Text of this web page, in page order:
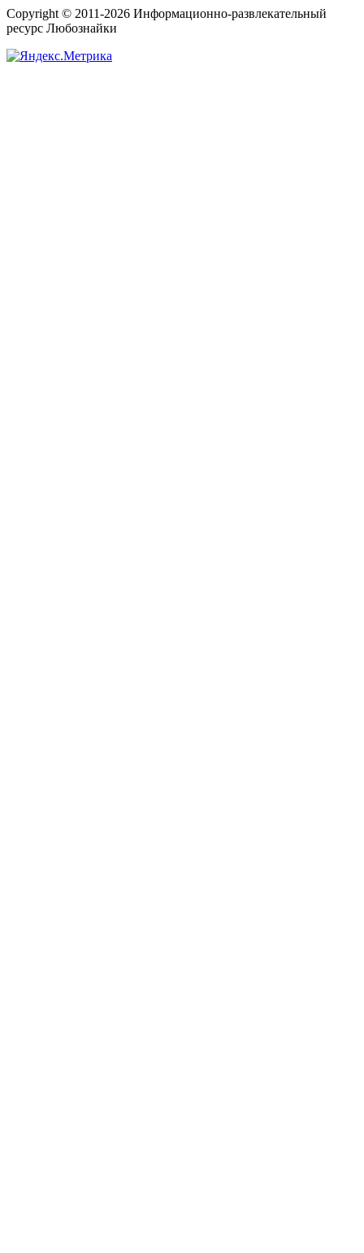
Copyright © 2011-2026 Информационно-развлекательный
ресурс Любознайки